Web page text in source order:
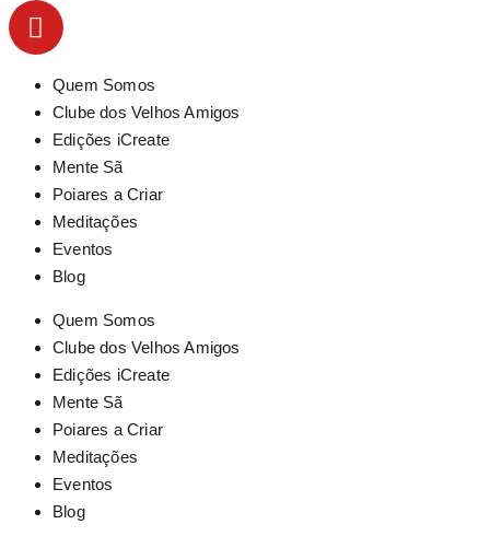
Quem Somos
Clube dos Velhos Amigos
Edições iCreate
Mente Sã
Poiares a Criar
Meditações
Eventos
Blog
Quem Somos
Clube dos Velhos Amigos
Edições iCreate
Mente Sã
Poiares a Criar
Meditações
Eventos
Blog